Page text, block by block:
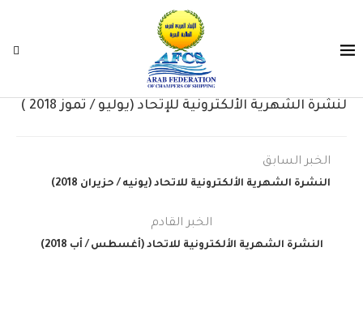
لنشرة الشهرية الألكترونية للإتحاد (يوليو / تموز 2018 )
الخبر السابق
النشرة الشهرية الألكترونية للاتحاد (يونيه / حزيران 2018)
الخبر القادم
النشرة الشهرية الألكترونية للاتحاد (أغسطس / أب 2018)